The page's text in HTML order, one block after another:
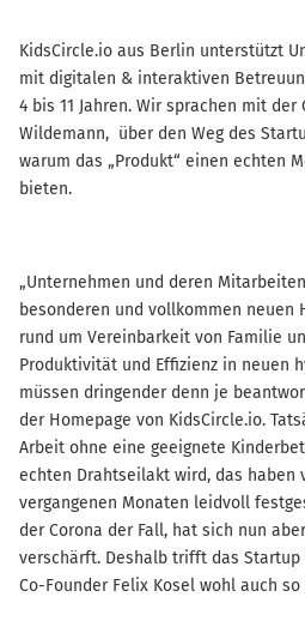
KidsCircle.io aus Berlin unterstützt
mit digitalen & interaktiven
4 bis 11 Jahren. Wir sprachen mit der
Wildemann, über den Weg des
warum das „Produkt“ einen echten
bieten.
„Unternehmen und deren
besonderen und vollkommen neuen
rund um Vereinbarkeit von Familie
Produktivität und Effizienz in neuen
müssen dringender denn je
der Homepage von KidsCircle.io.
Arbeit ohne eine geeignete
echten Drahtseilakt wird, das haben
vergangenen Monaten leidvoll
der Corona der Fall, hat sich nun
verschärft. Deshalb trifft das Startup
Co-Founder Felix Kosel wohl auch